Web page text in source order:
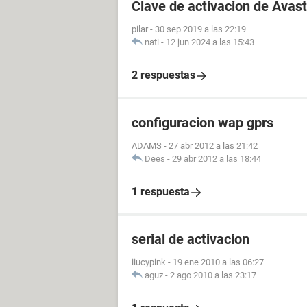
Clave de activacion de
pilar - 30 sep 2019 a las 22:19
nati - 12 jun 2024 a las 15:43
2 respuestas
configuracion wap gprs
ADAMS - 27 abr 2012 a las 21:42
Dees - 29 abr 2012 a las 18:44
1 respuesta
serial de activacion
iiucypink - 19 ene 2010 a las 06:27
aguz - 2 ago 2010 a las 23:17